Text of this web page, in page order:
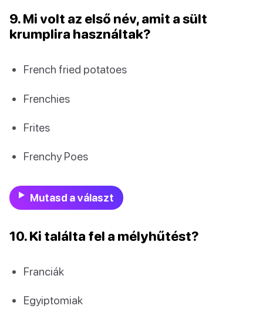
9. Mi volt az első név, amit a sült
krumplira használtak?
French fried potatoes
Frenchies
Frites
Frenchy Poes
Mutasd a választ
10. Ki találta fel a mélyhűtést?
Franciák
Egyiptomiak